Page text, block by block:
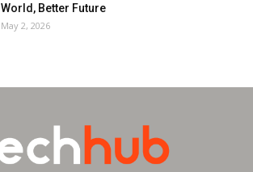
World, Better Future
May 2, 2026